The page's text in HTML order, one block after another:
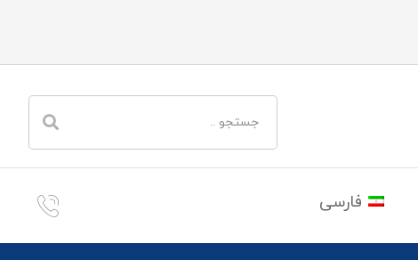
فارسی